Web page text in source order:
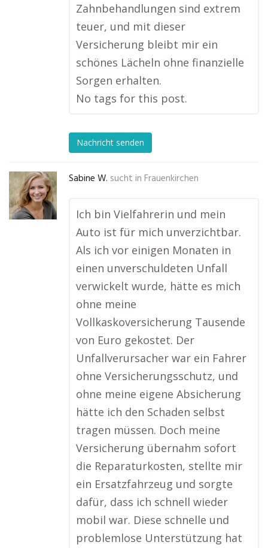
Zahnbehandlungen sind extrem
teuer, und mit dieser
Versicherung bleibt mir ein
schönes Lächeln ohne finanzielle
Sorgen erhalten.
No tags for this post.
Nachricht senden
Sabine W. sucht in Frauenkirchen
Ich bin Vielfahrerin und mein
Auto ist für mich unverzichtbar.
Als ich vor einigen Monaten in
einen unverschuldeten Unfall
verwickelt wurde, hätte es mich
ohne meine
Vollkaskoversicherung Tausende
von Euro gekostet. Der
Unfallverursacher war ein Fahrer
ohne Versicherungsschutz, und
ohne meine eigene Absicherung
hätte ich den Schaden selbst
tragen müssen. Doch meine
Versicherung übernahm sofort
die Reparaturkosten, stellte mir
ein Ersatzfahrzeug und sorgte
dafür, dass ich schnell wieder
mobil war. Diese schnelle und
problemlose Unterstützung hat